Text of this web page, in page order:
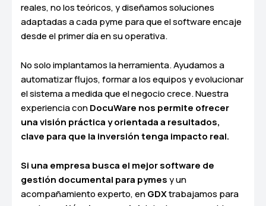
reales, no los teóricos, y diseñamos soluciones
adaptadas a cada pyme para que el software encaje
desde el primer día en su operativa.
No solo implantamos la herramienta. Ayudamos a
automatizar flujos, formar a los equipos y evolucionar
el sistema a medida que el negocio crece. Nuestra
experiencia conDocuWare nos permite ofrecer
una visión práctica y orientada a resultados,
clave para que la inversión tenga impacto real.
Si una empresa busca el mejor software de
gestión documental para pymesy un
acompañamiento experto, enGDXtrabajamos para